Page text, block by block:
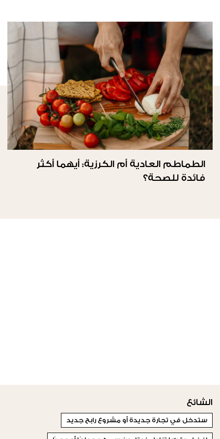
الطماطم العادية أم الكرزية: أيهما أكثر
فائدة للصحة؟
الشائع
ستدخل في تجارة جديدة أو مشروع رابح جديد